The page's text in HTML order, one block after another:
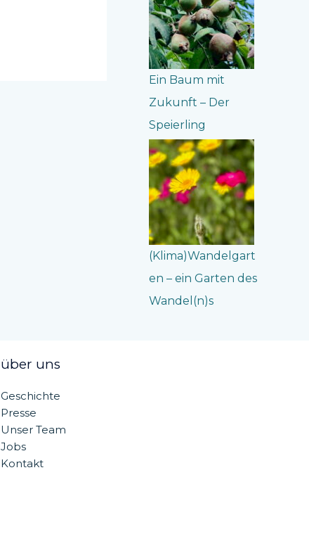
Ein Baum mit
Zukunft – Der
Speierling
(Klima)Wandelgart
en – ein Garten des
Wandel(n)s
über uns
Geschichte
Presse
Unser Team
Jobs
Kontakt